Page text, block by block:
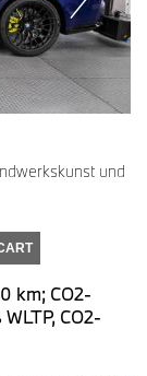
und
km; CO2-
CO2-